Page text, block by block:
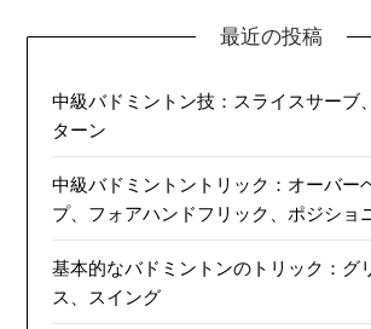
最近の投稿
中級バドミントン技：スライスサーブ
ターン
中級バドミントントリック：オーバー
プ、フォアハンドフリック、ポジショ
基本的なバドミントンのトリック：グ
ス、スイング